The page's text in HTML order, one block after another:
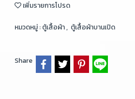
เพิ่มรายการโปรด
หมวดหมู่ :ตู้เสื้อผ้า, ตู้เสื้อผ้าบานเปิด
Share